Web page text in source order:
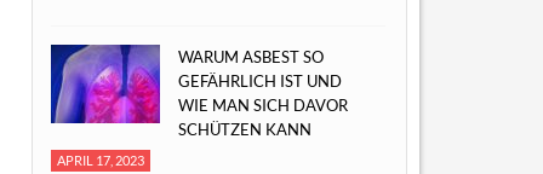
WARUM ASBEST SO
GEFÄHRLICH IST UND
WIE MAN SICH DAVOR
SCHÜTZEN KANN
APRIL 17, 2023